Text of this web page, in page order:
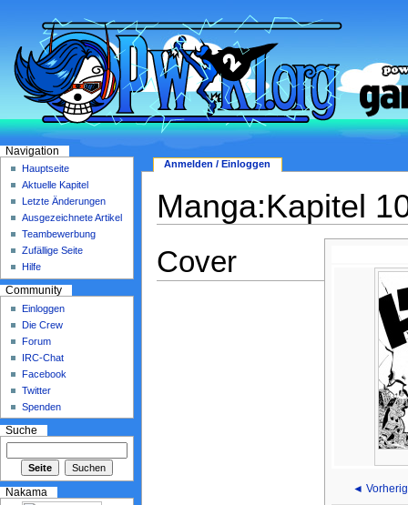
Manga:Kapitel
◄
Cover
Anmelden / Einloggen
Navigation
Hauptseite
Aktuelle Kapitel
Letzte Änderungen
Ausgezeichnete Artikel
Teambewerbung
Zufällige Seite
Hilfe
Community
Einloggen
Die Crew
Forum
IRC-Chat
Facebook
Twitter
Spenden
Suche
Nakama